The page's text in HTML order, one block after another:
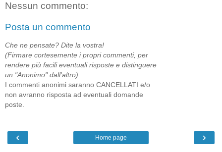
Nessun commento:
Posta un commento
Che ne pensate? Dite la vostra!
(Firmare cortesemente i propri commenti, per
rendere più facili eventuali risposte e distinguere
un "Anonimo" dall'altro).
I commenti anonimi saranno CANCELLATI e/o
non avranno risposta ad eventuali domande
poste.
‹ ›
Home page